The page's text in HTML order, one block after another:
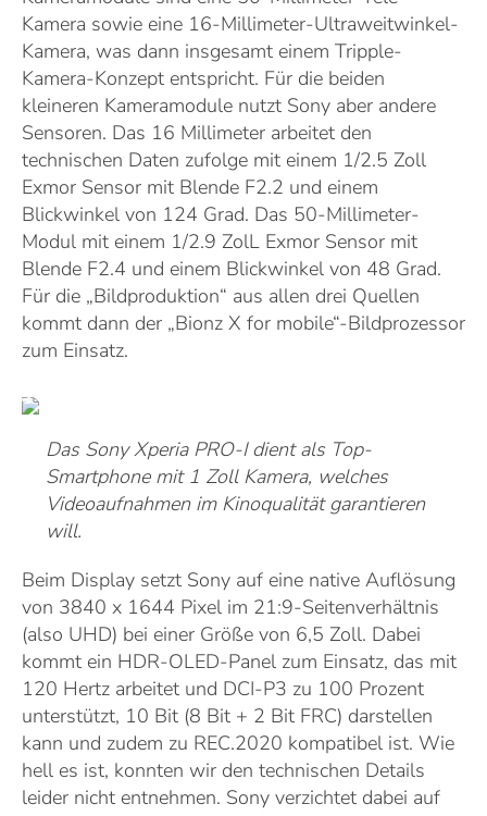
Kamera sowie eine 16-Millimeter-Ultraweitwinkel-
Kamera, was dann insgesamt einem Tripple-
Kamera-Konzept entspricht. Für die beiden
kleineren Kameramodule nutzt Sony aber andere
Sensoren. Das 16 Millimeter arbeitet den
technischen Daten zufolge mit einem 1/2.5 Zoll
Exmor Sensor mit Blende F2.2 und einem
Blickwinkel von 124 Grad. Das 50-Millimeter-
Modul mit einem 1/2.9 ZolL Exmor Sensor mit
Blende F2.4 und einem Blickwinkel von 48 Grad.
Für die „Bildproduktion“ aus allen drei Quellen
kommt dann der „Bionz X for mobile“-Bildprozessor
zum Einsatz.
Das Sony Xperia PRO-I dient als Top-
Smartphone mit 1 Zoll Kamera, welches
Videoaufnahmen im Kinoqualität garantieren
will.
Beim Display setzt Sony auf eine native Auflösung
von 3840 x 1644 Pixel im 21:9-Seitenverhältnis
(also UHD) bei einer Größe von 6,5 Zoll. Dabei
kommt ein HDR-OLED-Panel zum Einsatz, das mit
120 Hertz arbeitet und DCI-P3 zu 100 Prozent
unterstützt, 10 Bit (8 Bit + 2 Bit FRC) darstellen
kann und zudem zu REC.2020 kompatibel ist. Wie
hell es ist, konnten wir den technischen Details
leider nicht entnehmen. Sony verzichtet dabei auf